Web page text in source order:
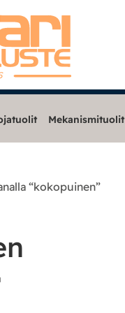
Mekanismituolit
“kokopuinen”